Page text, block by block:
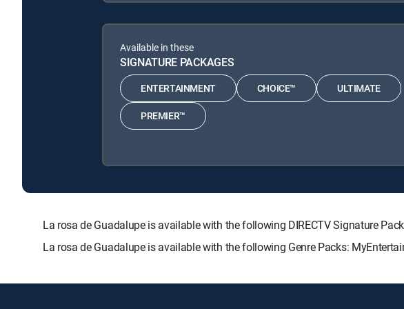
Available in these
SIGNATURE PACKAGES
ENTERTAINMENT CHOICE™ ULTIMATE
PREMIER™
La rosa de Guadalupe is available with the following DIRECTV Signature
La rosa de Guadalupe is available with the following Genre Packs: